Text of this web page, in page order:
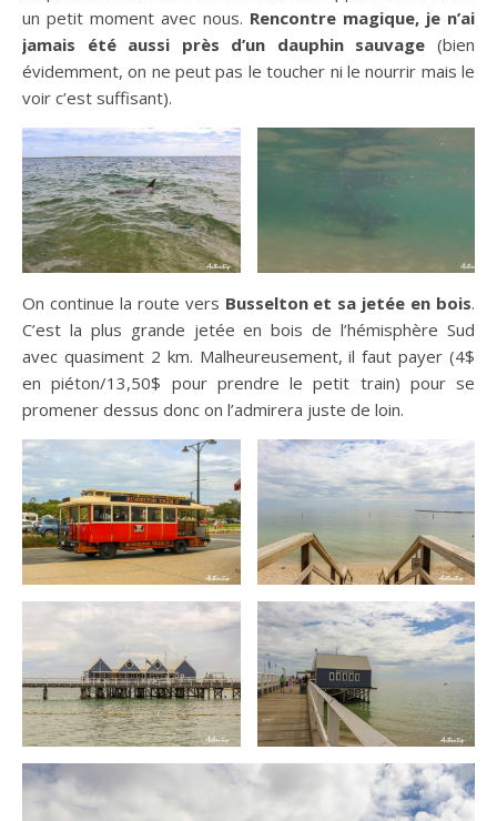
un petit moment avec nous. Rencontre magique, je n’ai
jamais été aussi près d’un dauphin sauvage (bien
évidemment, on ne peut pas le toucher ni le nourrir mais le
voir c’est suffisant).
On continue la route vers Busselton et sa jetée en bois.
C’est la plus grande jetée en bois de l’hémisphère Sud
avec quasiment 2 km. Malheureusement, il faut payer (4$
en piéton/13,50$ pour prendre le petit train) pour se
promener dessus donc on l’admirera juste de loin.